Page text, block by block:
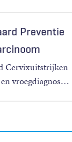
Preventie
Cervixuitstrijken
vroegdiagnos…